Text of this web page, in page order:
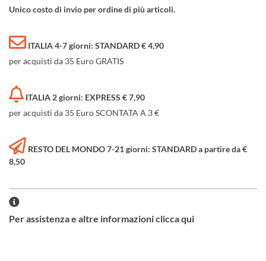
Unico costo di invio per ordine di più articoli.
ITALIA 4-7 giorni: STANDARD € 4,90
per acquisti da 35 Euro GRATIS
ITALIA 2 giorni: EXPRESS € 7,90
per acquisti da 35 Euro SCONTATA A 3 €
RESTO DEL MONDO 7-21 giorni: STANDARD a partire da €
8,50
Per assistenza e altre informazioni clicca qui